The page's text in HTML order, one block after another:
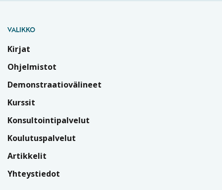
VALIKKO
Kirjat
Ohjelmistot
Demonstraatiovälineet
Kurssit
Konsultointipalvelut
Koulutuspalvelut
Artikkelit
Yhteystiedot